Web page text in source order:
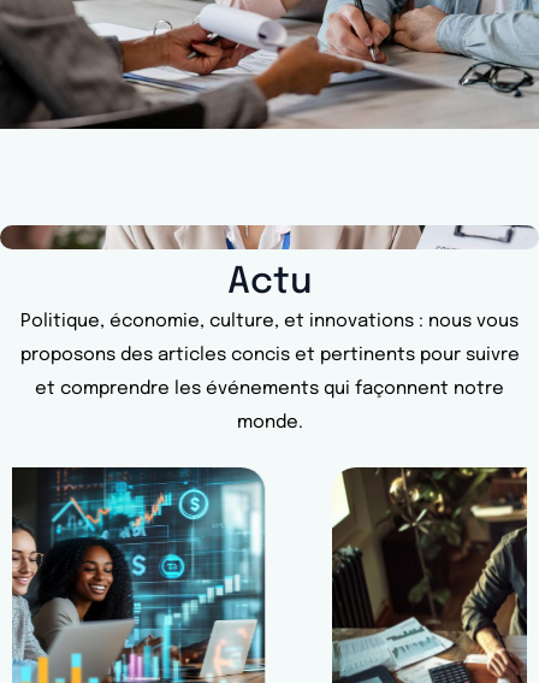
Actu
Politique, économie, culture, et innovations : nous vous
proposons des articles concis et pertinents pour suivre
et comprendre les événements qui façonnent notre
monde.